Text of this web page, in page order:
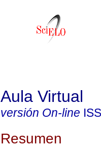
Aula Virtual
versión On-line
Resumen